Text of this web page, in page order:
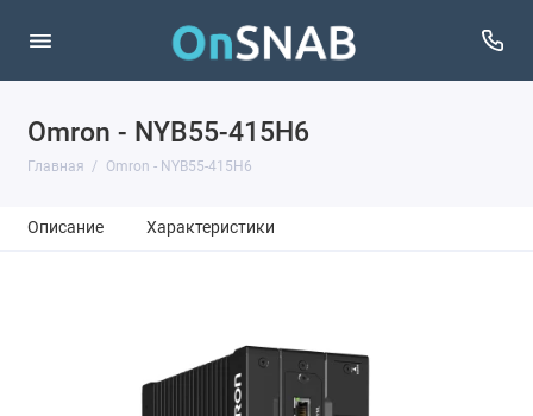
Omron - NYB55-415H6
Главная Omron - NYB55-415H6
Описание Характеристики